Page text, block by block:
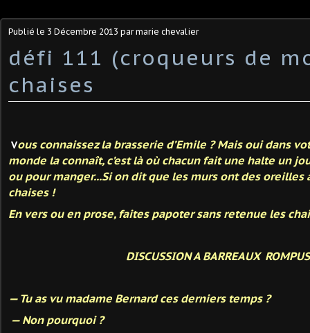
Publié le 3 Décembre 2013 par marie chevalier
défi 111 (croqueurs de
chaises
Vous connaissez la brasserie d’Emile ? Mais oui dans
monde la connaît, c’est là où chacun fait une halte un
ou pour manger...Si on dit que les murs ont des oreilles
chaises !
En vers ou en prose, faites papoter sans retenue les
DISCUSSION A BARREAUX ROMPUS
— Tu as vu madame Bernard ces derniers temps ?
— Non pourquoi ?